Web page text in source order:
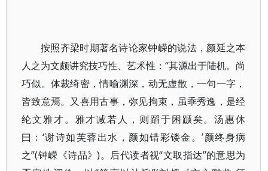
按照齐梁时期著名诗论家钟嵘的说法，颜延之本
人之为文颇讲究技巧性、艺术性：“其源出于陆机。尚
巧似。体裁绮密，情喻渊深，动无虚散，一句一字，
皆致意焉。又喜用古事，弥见拘束，虽乖秀逸，是经
纶文雅才。雅才减若人，则蹈于困踬矣。汤惠休
曰：‘谢诗如芙蓉出水，颜如错彩镂金。’颜终身病
之”(钟嵘《诗品》)。后代读者视“文取指达”的意思为